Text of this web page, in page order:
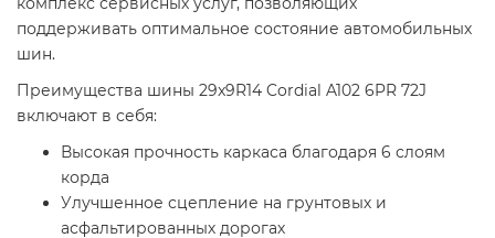
поддерживать оптимальное состояние автомобильных
шин.
Преимущества шины 29x9R14 Cordial A102 6PR 72J
включают в себя:
Высокая прочность каркаса благодаря 6 слоям
корда
Улучшенное сцепление на грунтовых и
асфальтированных дорогах